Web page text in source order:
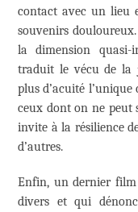
contact avec un lieu
souvenirs
la dimension
traduit le vécu de la
plus d’acuité l’unique
ceux dont on ne peut
invite à la résilience
d’autres.
Enfin, un dernier film
divers et qui